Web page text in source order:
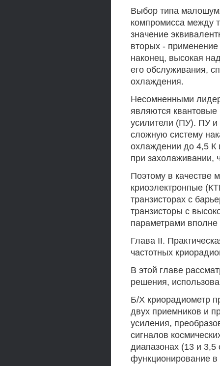
Выбор типа
компромисса между
значение
вторых -
наконец, высокая
его обслуживания,
охлаждения.
Несомненными
являются
усилители (ПУ). ПУ
сложную систему
охлаждении до 4,5 К
при захолаживании,
Поэтому в
криоэлектронпые
транзисторах с
транзисторы с
параметрами
Глава II.
частотных
В этой главе
решения,
Б/Х криорадиометр
двух приемников и
усиления,
сигналов
диапазонах (13 и
функционирование в